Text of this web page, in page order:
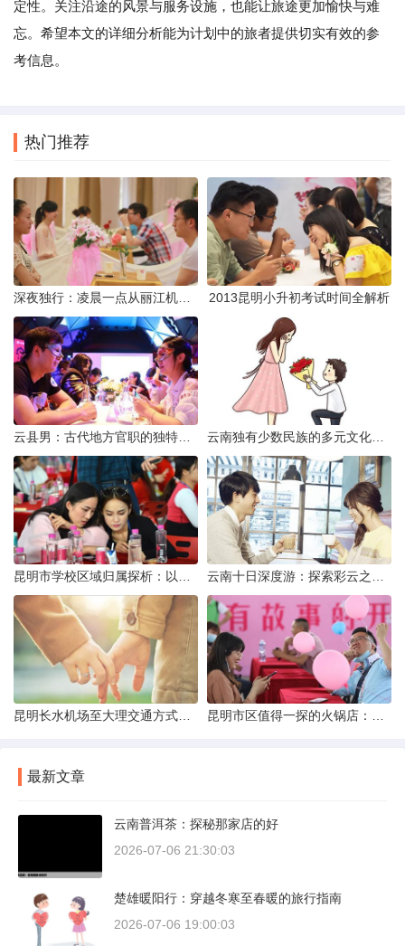
定性。关注沿途的风景与服务设施，也能让旅途更加愉快与难
忘。希望本文的详细分析能为计划中的旅者提供切实有效的参
考信息。
热门推荐
2013昆明小升初考试时间全解析
最新文章
云南普洱茶：探秘那家店的好
2026-07-06 21:30:03
楚雄暖阳行：穿越冬寒至春暖的旅行指南
2026-07-06 19:00:03